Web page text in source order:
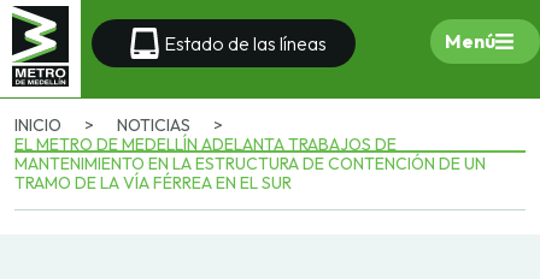
Estado de las líneas Menú
INICIO > NOTICIAS
>
EL METRO DE MEDELLÍN ADELANTA TRABAJOS DE
MANTENIMIENTO EN LA ESTRUCTURA DE CONTENCIÓN DE UN
TRAMO DE LA VÍA FÉRREA EN EL SUR